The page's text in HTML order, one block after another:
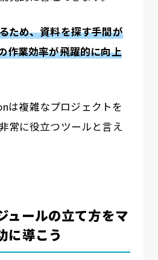
ため、資料を探す手間が
作業効率が飛躍的に向上
は複雑なプロジェクトを
常に役立つツールと言え
ュールの立て方をマ
に導こう